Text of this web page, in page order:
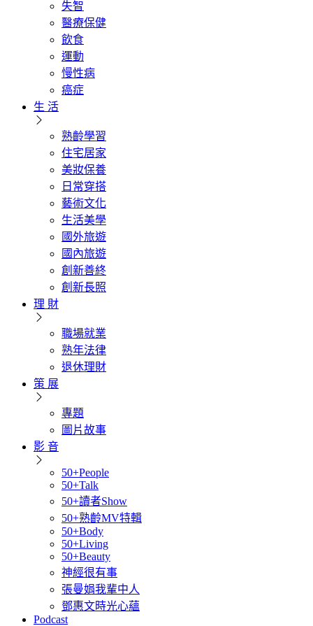
失智
醫療保健
飲食
運動
慢性病
癌症
生 活
熟齡學習
住宅居家
美妝保養
日常穿搭
藝術文化
生活美學
國外旅遊
國內旅遊
創新善終
創新長照
理 財
職場就業
熟年法律
退休理財
策 展
專題
圖片故事
影 音
50+People
50+Talk
50+讀者Show
50+熟齡MV特輯
50+Body
50+Living
50+Beauty
神經很有事
張曼娟我輩中人
鄧惠文時光心蘊
Podcast